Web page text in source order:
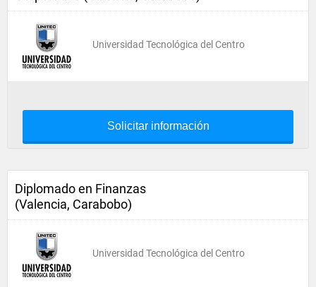
Universidad Tecnológica del Centro
Solicitar información
Diplomado en Finanzas
(Valencia, Carabobo)
Universidad Tecnológica del Centro